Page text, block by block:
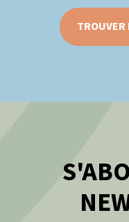
TROUVER